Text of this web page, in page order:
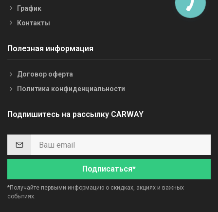
График
Контакты
Полезная информация
Договор оферта
Политика конфиденциальности
Подпишитесь на рассылку CARWAY
Подписаться*
*Получайте первыми информацию о скидках, акциях и важных
событиях.